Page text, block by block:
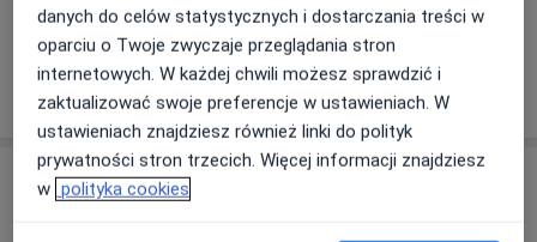
Usługi i ceny
danych do celów statystycznych i dostarczania treści w
oparciu o Twoje zwyczaje przeglądania stron
internetowych. W każdej chwili możesz sprawdzić i
zaktualizować swoje preferencje w ustawieniach. W
ustawieniach znajdziesz również linki do polityk
prywatności stron trzecich. Więcej informacji znajdziesz
w polityka cookies